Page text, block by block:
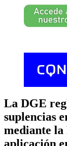
La DGE
suplencias
mediante la
aplicación